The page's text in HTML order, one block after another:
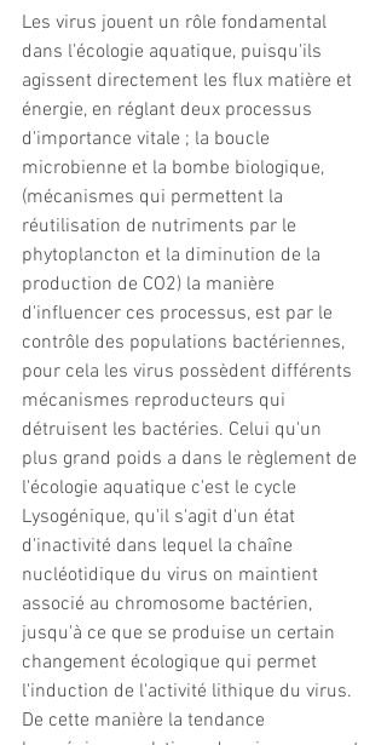
Les virus jouent un rôle fondamental
dans l'écologie aquatique, puisqu'ils
agissent directement les flux matière et
énergie, en réglant deux processus
d'importance vitale ; la boucle
microbienne et la bombe biologique,
(mécanismes qui permettent la
réutilisation de nutriments par le
phytoplancton et la diminution de la
production de CO2) la manière
d'influencer ces processus, est par le
contrôle des populations bactériennes,
pour cela les virus possèdent différents
mécanismes reproducteurs qui
détruisent les bactéries. Celui qu'un
plus grand poids a dans le règlement de
l'écologie aquatique c'est le cycle
Lysogénique, qu'il s'agit d'un état
d'inactivité dans lequel la chaîne
nucléotidique du virus on maintient
associé au chromosome bactérien,
jusqu'à ce que se produise un certain
changement écologique qui permet
l'induction de l'activité lithique du virus.
De cette manière la tendance